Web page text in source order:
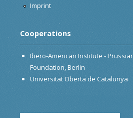
Imprint
Cooperations
Ibero-American Institute -
Foundation, Berlin
Universitat Oberta de Catalunya